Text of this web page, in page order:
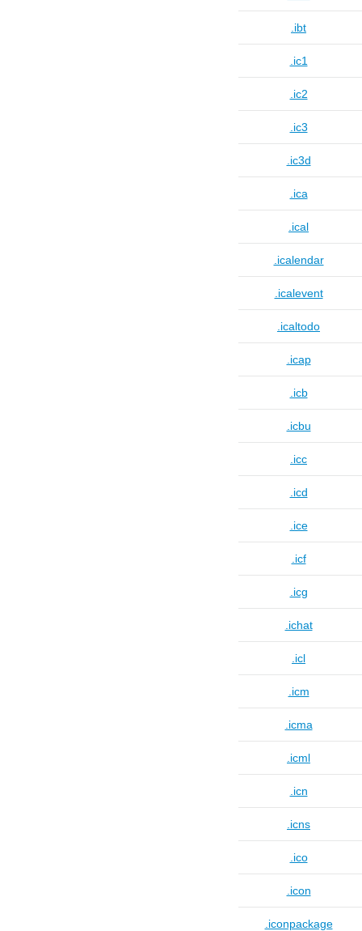
.ibt
.ic1
.ic2
.ic3
.ic3d
.ica
.ical
.icalendar
.icalevent
.icaltodo
.icap
.icb
.icbu
.icc
.icd
.ice
.icf
.icg
.ichat
.icl
.icm
.icma
.icml
.icn
.icns
.ico
.icon
.iconpackage